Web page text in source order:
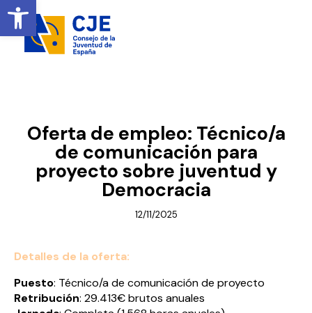
Ireki tresna-barra
Oferta de empleo: Técnico/a
de comunicación para
proyecto sobre juventud y
Democracia
12/11/2025
Detalles de la oferta:
Puesto: Técnico/a de comunicación de proyecto
Retribución: 29.413€ brutos anuales